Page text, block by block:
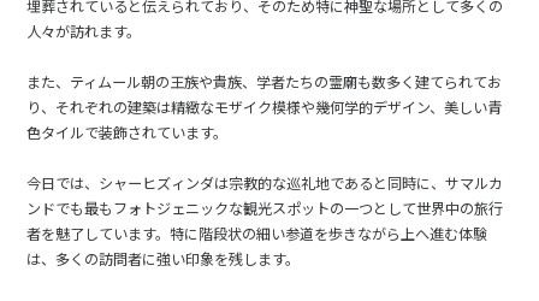
埋葬されていると伝えられており、そのため特に神聖な場所として多くの
人々が訪れます。
また、ティムール朝の王族や貴族、学者たちの霊廟も数多く建てられてお
り、それぞれの建築は精緻なモザイク模様や幾何学的デザイン、美しい青
色タイルで装飾されています。
今日では、シャーヒズィンダは宗教的な巡礼地であると同時に、サマルカ
ンドでも最もフォトジェニックな観光スポットの一つとして世界中の旅行
者を魅了しています。特に階段状の細い参道を歩きながら上へ進む体験
は、多くの訪問者に強い印象を残します。